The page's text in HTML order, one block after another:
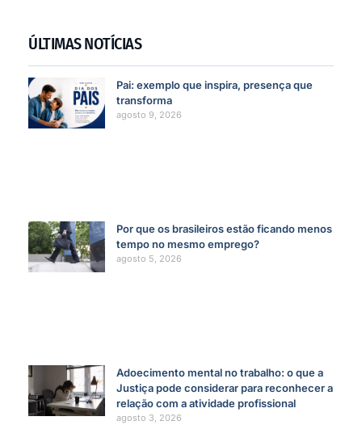
ÚLTIMAS NOTÍCIAS
Pai: exemplo que inspira, presença que
transforma
agosto 9, 2026
Por que os brasileiros estão ficando menos
tempo no mesmo emprego?
agosto 5, 2026
Adoecimento mental no trabalho: o que a
Justiça pode considerar para reconhecer a
relação com a atividade profissional
agosto 3, 2026